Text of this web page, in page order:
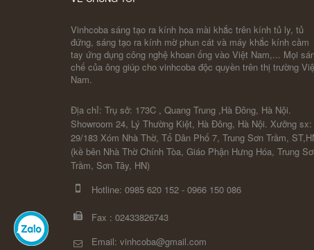
Vinhcoba sáng tạo ra kính hoa mài khắc trên kính tủ ly, tủ
đứng, sáng tạo ra kính mờ phun cát và máy khắc kính cầm
tay ứng dụng công nghệ khoan ống vào Việt Nam,... Mọi
chế của ông giúp cho vinhcoba độc quyền trên thị trường
Nam.
Địa chỉ: Trụ sở: 173C , Quang Trung ,Hà Đông, Hà Nội.
Showroom 24, Lý Thường Kiệt, Hà Đông, Hà Nội. Xưởng sx:
29/183 Xóm Nhà Thờ, Tổ Dân Phố 7, Trung Sơn Trầm,
(kề bên Nhà Thờ Chính Tòa, Giáo Phận Hưng Hóa, Trung
Trầm, Sơn Tây, HN)
Hotline: 0985 620 152 - 0966 150 086
Fax : 02433826743
Email: vinhcoba@gmail.com